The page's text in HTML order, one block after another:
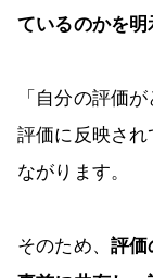
ているのかを明
「自分の評価
評価に反映さ
ながります。
そのため、 評価